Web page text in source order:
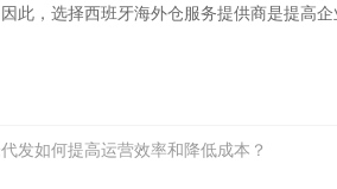
此，选择西班牙海外仓服务提供商是提高
发如何提高运营效率和降低成本？